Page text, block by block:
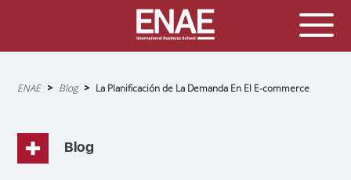
Sobrescribir
la
navegación
ENAE Blog La Planificación de La Demanda En El E-commerce
Blog